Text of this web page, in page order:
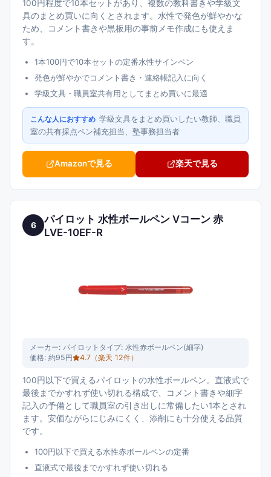
100円程度で10本セットがあり、複数の教科書きや学級文
具のまとめ買いに向くとされます。水性で発色が鮮やかな
ため、コメント書きや黒板用の事前メモ作成にも使えま
す。
1本100円で10本セットの定番水性サインペン
発色が鮮やかでコメント書き・連絡帳記入に向く
学級文具・職員室共有用としてまとめ買いに最適
こんな人におすすめ 学級文具をまとめ買いしたい教師、職員
室の共有採点ペン補充担当、塾事務担当者
Amazonで見る 楽天で見る
6
パイロット 水性ボールペン Vコーン 赤
LVE-10EF-R
メーカー: パイロット タイプ: 水性赤ボールペン(細字)
価格: 約95円 4.7 （楽天 12件）
100円以下で買えるパイロットの水性ボールペン。直液式で
最後までかすれず使い切れる構成で、コメント書きや細字
記入の予備として職員室の引き出しに常備したい1本とされ
ます。安価ながらにじみにくく、添削にも十分使える品質
です。
100円以下で買える水性赤ボールペンの定番
直液式で最後までかすれず使い切れる